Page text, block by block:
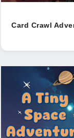
Card Crawl